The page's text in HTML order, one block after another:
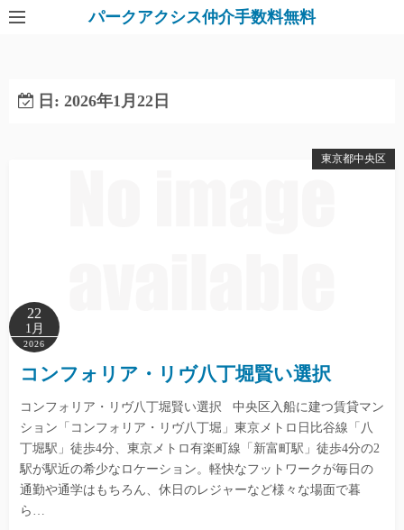
パークアクシス仲介手数料無料
日: 2026年1月22日
東京都中央区
22
1月
2026
コンフォリア・リヴ八丁堀賢い選択
コンフォリア・リヴ八丁堀賢い選択 中央区入船に建つ賃貸マン
ション「コンフォリア・リヴ八丁堀」東京メトロ日比谷線「八
丁堀駅」徒歩4分、東京メトロ有楽町線「新富町駅」徒歩4分の2
駅が駅近の希少なロケーション。軽快なフットワークが毎日の
通勤や通学はもちろん、休日のレジャーなど様々な場面で暮
ら…